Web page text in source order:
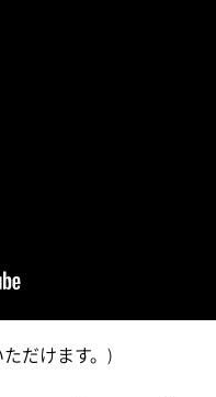
だけます。)